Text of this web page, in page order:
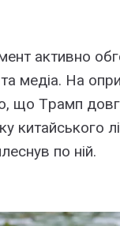
aктивно
мeдіa. Ha
що Тpaмп
китaйcького
по ній.